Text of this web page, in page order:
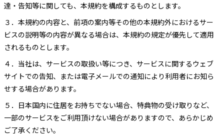
達・告知等に関しても、本規約を構成するものとします。
３． 本規約の内容と、前項の案内等その他の本規約外におけるサー
ビスの説明等の内容が異なる場合は、本規約の規定が優先して適用
されるものとします。
４． 当社は、サービスの取扱い等につき、サービスに関するウェブ
サイトでの告知、または電子メールでの通知により利用者にお知ら
せする場合があります。
５． 日本国内に住居をお持ちでない場合、特典物の受け取りなど、
一部のサービスをご利用頂けない場合がありますので、あらかじめ
ご了承ください。